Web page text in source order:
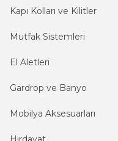
Kapı Kolları ve Kilitler
Mutfak Sistemleri
El Aletleri
Gardrop ve Banyo
Mobilya Aksesuarları